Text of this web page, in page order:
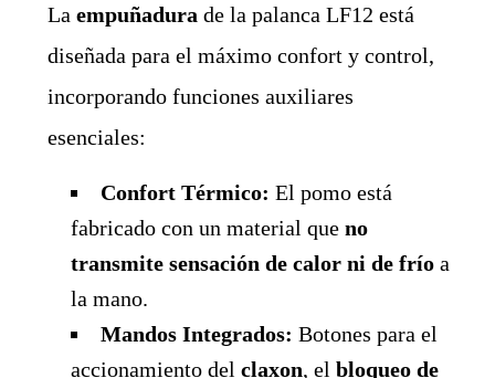
La empuñadura de la palanca LF12 está
diseñada para el máximo confort y control,
incorporando funciones auxiliares
esenciales:
Confort Térmico: El pomo está
fabricado con un material que no
transmite sensación de calor ni de fríoa
la mano.
Mandos Integrados: Botones para el
accionamiento del claxon, el bloqueo de